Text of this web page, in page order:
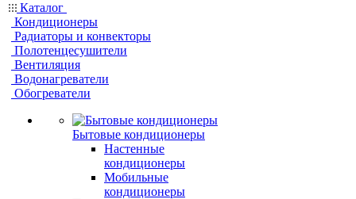
Каталог
Кондиционеры
Радиаторы и конвекторы
Полотенцесушители
Вентиляция
Водонагреватели
Обогреватели
Бытовые кондиционеры
Настенные
кондиционеры
Мобильные
кондиционеры